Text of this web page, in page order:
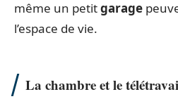
même un petitgarage
l’espace de vie.
La chambre et le